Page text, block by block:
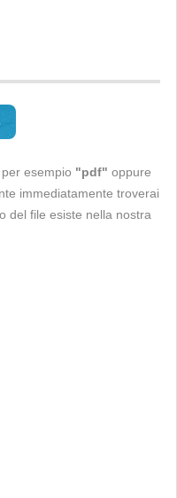
esempio "pdf" oppure
immediatamente troverai
del file esiste nella nostra